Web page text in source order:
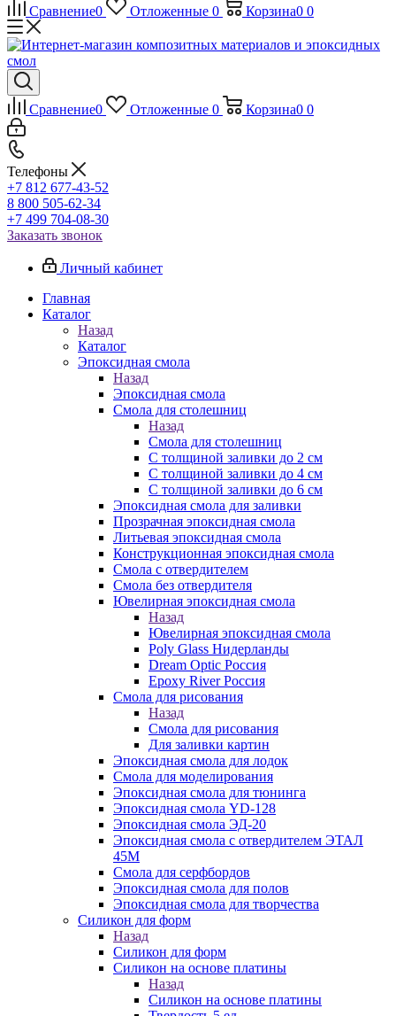
Сравнение0 Отложенные 0 Корзина0 0
Сравнение0 Отложенные 0 Корзина0 0
Телефоны
+7 812 677-43-52
8 800 505-62-34
+7 499 704-08-30
Заказать звонок
Личный кабинет
Главная
Каталог
Назад
Каталог
Эпоксидная смола
Назад
Эпоксидная смола
Смола для столешниц
Назад
Смола для столешниц
С толщиной заливки до 2 см
С толщиной заливки до 4 см
С толщиной заливки до 6 см
Эпоксидная смола для заливки
Прозрачная эпоксидная смола
Литьевая эпоксидная смола
Конструкционная эпоксидная смола
Смола с отвердителем
Смола без отвердителя
Ювелирная эпоксидная смола
Назад
Ювелирная эпоксидная смола
Poly Glass Нидерланды
Dream Optic Россия
Epoxy River Россия
Смола для рисования
Назад
Смола для рисования
Для заливки картин
Эпоксидная смола для лодок
Смола для моделирования
Эпоксидная смола для тюнинга
Эпоксидная смола YD-128
Эпоксидная смола ЭД-20
Эпоксидная смола с отвердителем ЭТАЛ
45М
Смола для серфбордов
Эпоксидная смола для полов
Эпоксидная смола для творчества
Силикон для форм
Назад
Силикон для форм
Силикон на основе платины
Назад
Силикон на основе платины